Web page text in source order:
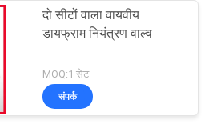
दो सीटों वाला वायवीय
डायफ्राम नियंत्रण वाल्व
MOQ:1 सेट
संपर्क